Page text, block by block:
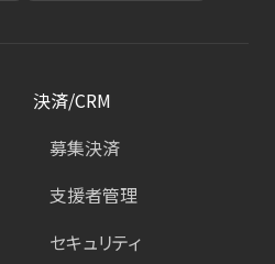
決済/CRM
募集決済
支援者管理
セキュリティ